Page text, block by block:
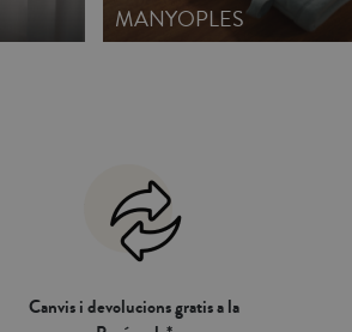
MANYOPLES
Canvis i devolucions gratis a la